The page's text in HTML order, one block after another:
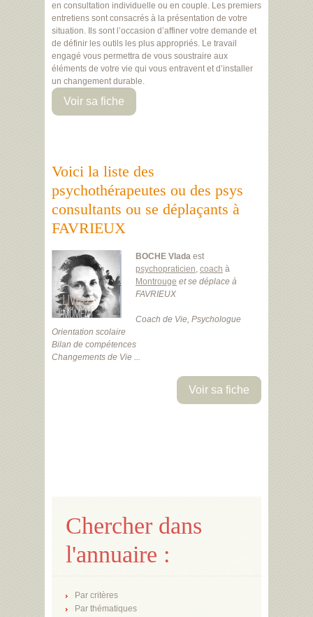
en consultation individuelle ou en couple. Les premiers
entretiens sont consacrés à la présentation de votre
situation. Ils sont l’occasion d’affiner votre demande et
de définir les outils les plus appropriés. Le travail
engagé vous permettra de vous soustraire aux
éléments de votre vie qui vous entravent et d’installer
un changement durable.
Voir sa fiche
Voici la liste des
psychothérapeutes ou des psys
consultants ou se déplaçants à
FAVRIEUX
BOCHE Vlada est
psychopraticien, coach à
Montrouge et se déplace à
FAVRIEUX
Coach de Vie, Psychologue
Orientation scolaire
Bilan de compétences
Changements de Vie ...
Voir sa fiche
Chercher dans
l'annuaire :
Par critères
Par thématiques